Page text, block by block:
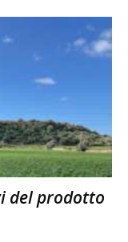
del prodotto